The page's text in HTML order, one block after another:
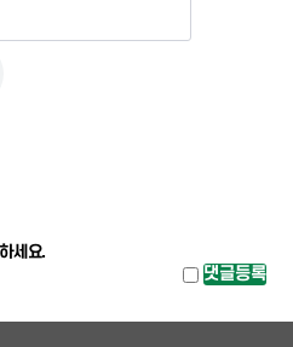
세요.